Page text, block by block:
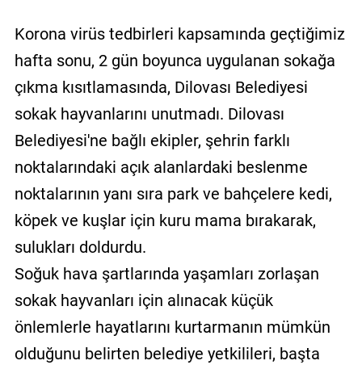
Sözleşmesi
Korona virüs tedbirleri kapsamında geçtiğimiz
hafta sonu, 2 gün boyunca uygulanan sokağa
çıkma kısıtlamasında, Dilovası Belediyesi
sokak hayvanlarını unutmadı. Dilovası
Belediyesi'ne bağlı ekipler, şehrin farklı
noktalarındaki açık alanlardaki beslenme
noktalarının yanı sıra park ve bahçelere kedi,
köpek ve kuşlar için kuru mama bırakarak,
sulukları doldurdu.
Soğuk hava şartlarında yaşamları zorlaşan
sokak hayvanları için alınacak küçük
önlemlerle hayatlarını kurtarmanın mümkün
olduğunu belirten belediye yetkilileri, başta